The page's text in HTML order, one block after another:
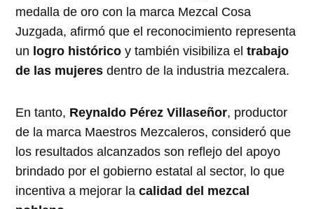
medalla de oro con la marca Mezcal Cosa
Juzgada, afirmó que el reconocimiento representa
un logro histórico y también visibiliza eltrabajo
de las mujeres dentro de la industria mezcalera.
En tanto, Reynaldo Pérez Villaseñor, productor
de la marca Maestros Mezcaleros, consideró que
los resultados alcanzados son reflejo del apoyo
brindado por el gobierno estatal al sector, lo que
incentiva a mejorar lacalidad del mezcal